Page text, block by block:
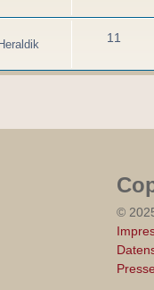
11
©
Presse